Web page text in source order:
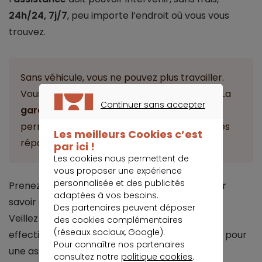
24h/24, 7j/7, peu importe l’endroit où vous vous
trouvez.
Sans véhicule, vous ne pouvez plus travailler.
Vous perdez automatiquement de l’argent. La
garantie véhicule de remplacementvous
permet de bénéficier d’une voiture durant les
réparations.
Prenez le temps de bien lire votre contrat pour
savoir si vous êtes parfaitement accompagné.
Veillez à ce que cetteassistance panne
effective partout. Vous devez, pour cela, opter pour
une assurance auto professionnelle avec une
Continuer sans accepter
Les meilleurs Cookies c’est
par ici !
Les cookies nous permettent de
vous proposer une expérience
personnalisée et des publicités
adaptées à vos besoins.
Des partenaires peuvent déposer
des cookies complémentaires
(réseaux sociaux, Google).
Pour connaître nos partenaires
consultez notre politique cookies.